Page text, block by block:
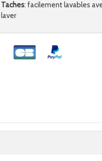
Taches: facilement lavables
laver